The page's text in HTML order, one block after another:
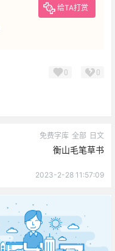
给TA打赏
0 0
免费字库 全部 日文
衡山毛笔草书
2023-2-28 11:57:09